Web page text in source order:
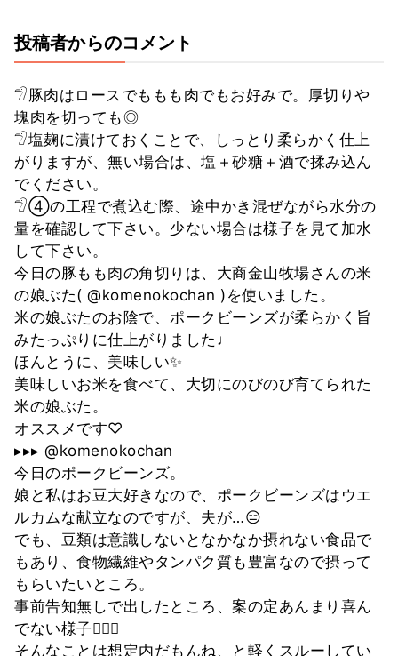
投稿者からのコメント
𓅿豚肉はロースでももも肉でもお好みで。厚切りや
塊肉を切っても◎
𓅿塩麹に漬けておくことで、しっとり柔らかく仕上
がりますが、無い場合は、塩＋砂糖＋酒で揉み込ん
でください。
𓅿④の工程で煮込む際、途中かき混ぜながら水分の
量を確認して下さい。少ない場合は様子を見て加水
して下さい。
今日の豚もも肉の角切りは、大商金山牧場さんの米
の娘ぶた( @komenokochan )を使いました。
米の娘ぶたのお陰で、ポークビーンズが柔らかく旨
みたっぷりに仕上がりました♩
ほんとうに、美味しい✨
美味しいお米を食べて、大切にのびのび育てられた
米の娘ぶた。
オススメです♡
▸▸▸ @komenokochan
今日のポークビーンズ。
娘と私はお豆大好きなので、ポークビーンズはウエ
ルカムな献立なのですが、夫が…😑
でも、豆類は意識しないとなかなか摂れない食品で
もあり、食物繊維やタンパク質も豊富なので摂って
もらいたいところ。
事前告知無しで出したところ、案の定あんまり喜ん
でない様子🤷🏻‍♀️
そんなことは想定内だもんね、と軽くスルーしてい